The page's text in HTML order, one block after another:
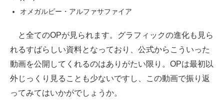
オメガルビー・アルファサファイア
と全てのOPが見られます。グラフィックの進化も見ら
れるすばらしい資料となっており、公式からこういった
動画を公開してくれるのはありがたい限り。OPは最初以
外じっくり見ることも少ないですし、この動画で振り返
ってみてはいかがでしょうか。